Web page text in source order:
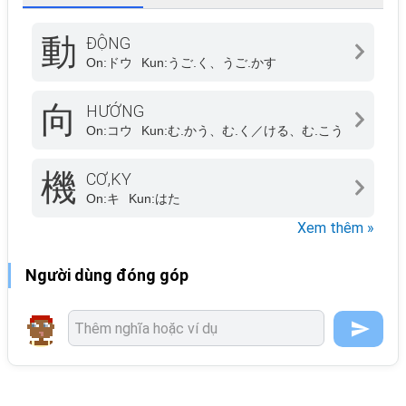
動 ĐỘNG
On: ドウ Kun:うご.く、うご.かす
向 HƯỚNG
On:コウ Kun:む.かう、む.く／ける、む.こう
機 CƠ,KY
On:キ Kun:はた
Xem thêm »
Người dùng đóng góp